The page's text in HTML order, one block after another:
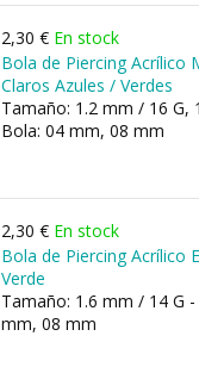
2,30 € En stock
Bola de Piercing Acrílico
Claros Azules / Verdes
Tamaño: 1.2 mm / 16 G,
Bola: 04 mm, 08 mm
2,30 € En stock
Bola de Piercing Acrílico
Verde
Tamaño: 1.6 mm / 14 G
mm, 08 mm